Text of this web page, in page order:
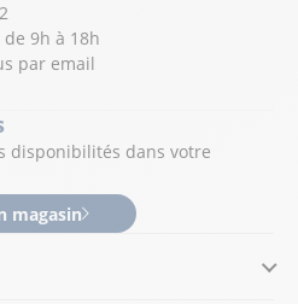
9h à 18h
par email
disponibilités dans votre
magasin